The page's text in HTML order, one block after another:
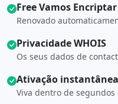
Free Vamos Encriptar
Renovado
Privacidade WHOIS
Os seus dados de
Ativação instantânea
Viva dentro de